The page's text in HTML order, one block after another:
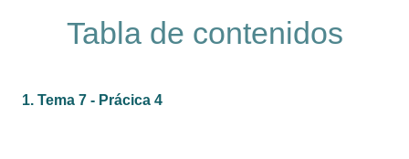
Tabla de contenidos
1. Tema 7 - Prácica 4